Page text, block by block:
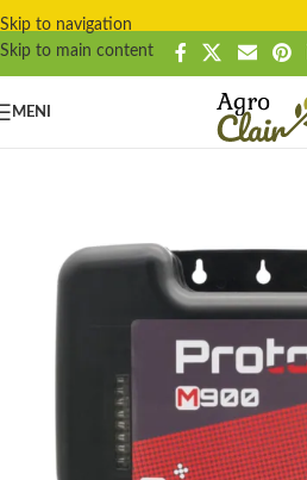
Skip to navigation
Skip to main content
MENI